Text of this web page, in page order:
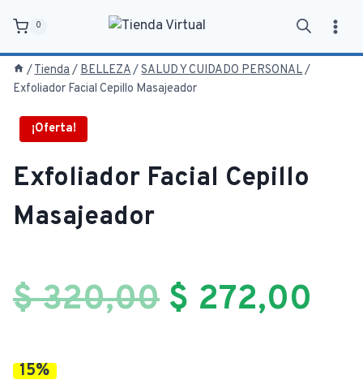
contenido
0
/Tienda / BELLEZA/SALUD Y CUIDADO PERSONAL/
Exfoliador Facial Cepillo Masajeador
¡Oferta!
Exfoliador Facial Cepillo
Masajeador
$320,00 El
$ 272,00
15%